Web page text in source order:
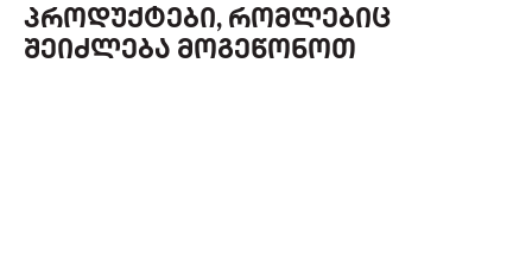
ᲞᲠᲝᲓᲣᲥᲢᲔᲑᲘ, ᲠᲝᲛᲚᲔᲑᲘᲪ
ᲨᲔᲘᲫᲚᲔᲑᲐ ᲛᲝᲒᲔᲬᲝᲜᲝᲗ